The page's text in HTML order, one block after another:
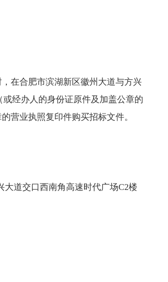
，在合肥市滨湖新区徽州大道与方兴
经办人的身份证原件及加盖公章的
营业执照复印件购买招标文件。
大道交口西南角高速时代广场C2楼